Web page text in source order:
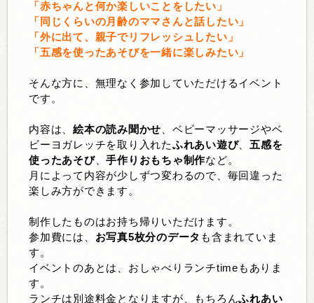
「赤ちゃんと何か楽しいことをしたい」
「同じくらいの月齢のママさんと話したい」
「外に出て、親子でリフレッシュしたい」
「五感を使ったあそびを一緒に楽しみたい」
そんな方に、無理なく参加していただけるイベント
です。
内容は、絵本の読み聞かせ 、ベビーマッサージやベ
ビーヨガレッチを取り入れたふれあい遊び、五感を
使ったあそび、手作りおもちゃ制作など。
月によって内容が少しずつ変わるので、毎回違った
楽しみ方ができます。
制作したものはお持ち帰りいただけます。
参加費には、 お写真5枚分のデータ も含まれていま
す。
イベントのあとは、おしゃべりランチtimeもありま
す。
ランチは別途料金となりますが、もちろんふれあい